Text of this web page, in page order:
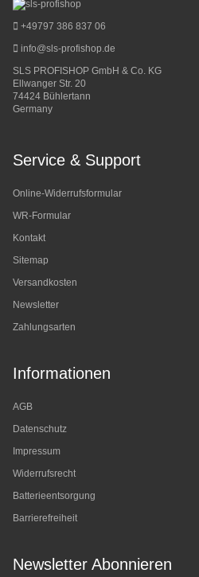
+49797 386 837 06
info@sls-profishop.de
SLS PROFISHOP GmbH & Co. KG
Ellwanger Str. 20
74424 Bühlertann
Germany
Service & Support
Online-Widerrufsformular
WR-Formular
Kontakt
Sitemap
Versandkosten
Newsletter
Zahlungsarten
Informationen
AGB
Datenschutz
Impressum
Widerrufsrecht
Batterieentsorgung
Barrierefreiheit
Newsletter Abonnieren